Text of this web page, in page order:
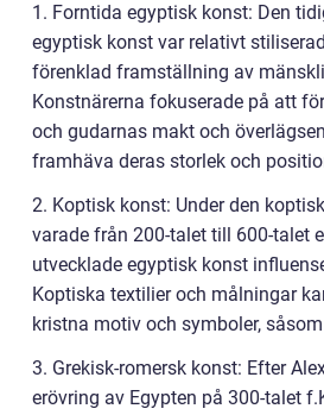
1. Forntida egyptisk konst: Den
egyptisk konst var relativt
förenklad framställning av
Konstnärerna fokuserade på att
och gudarnas makt och
framhäva deras storlek och
2. Koptisk konst: Under den
varade från 200-talet till 600-talet
utvecklade egyptisk konst
Koptiska textilier och målningar
kristna motiv och symboler,
3. Grekisk-romersk konst: Efter
erövring av Egypten på 300-talet